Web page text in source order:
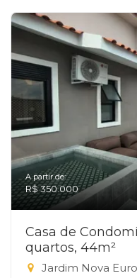
A partir de:
R$ 350.000
Casa de
quartos, 44m²
Jardim Nova